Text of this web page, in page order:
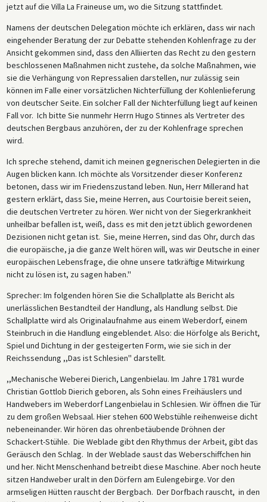
jetzt auf die Villa La Fraineuse um, wo die Sitzung stattfindet.
Namens der deutschen Delegation möchte ich erklären, dass wir nach
eingehender Beratung der zur Debatte stehenden Kohlenfrage zu der
Ansicht gekommen sind, dass den Alliierten das Recht zu den gestern
beschlossenen Maßnahmen nicht zustehe, da solche Maßnahmen, wie
sie die Verhängung von Repressalien darstellen, nur zulässig sein
können im Falle einer vorsätzlichen Nichterfüllung der Kohlenlieferung
von deutscher Seite. Ein solcher Fall der Nichterfüllung liegt auf keinen
Fall vor. Ich bitte Sie nunmehr Herrn Hugo Stinnes als Vertreter des
deutschen Bergbaus anzuhören, der zu der Kohlenfrage sprechen
wird.
Ich spreche stehend, damit ich meinen gegnerischen Delegierten in die
Augen blicken kann. Ich möchte als Vorsitzender dieser Konferenz
betonen, dass wir im Friedenszustand leben. Nun, Herr Millerand hat
gestern erklärt, dass Sie, meine Herren, aus Courtoisie bereit seien,
die deutschen Vertreter zu hören. Wer nicht von der Siegerkrankheit
unheilbar befallen ist, weiß, dass es mit den jetzt üblich gewordenen
Dezisionen nicht getan ist. Sie, meine Herren, sind das Ohr, durch das
die europäische, ja die ganze Welt hören will, was wir Deutsche in einer
europäischen Lebensfrage, die ohne unsere tatkräftige Mitwirkung
nicht zu lösen ist, zu sagen haben.''
Sprecher: Im folgenden hören Sie die Schallplatte als Bericht als
unerlässlichen Bestandteil der Handlung, als Handlung selbst. Die
Schallplatte wird als Originalaufnahme aus einem Weberdorf, einem
Steinbruch in die Handlung eingeblendet. Also: die Hörfolge als Bericht,
Spiel und Dichtung in der gesteigerten Form, wie sie sich in der
Reichssendung ,,Das ist Schlesien'' darstellt.
,,Mechanische Weberei Dierich, Langenbielau. Im Jahre 1781 wurde
Christian Gottlob Dierich geboren, als Sohn eines Freihäuslers und
Handwebers im Weberdorf Langenbielau in Schlesien. Wir öffnen die Tür
zu dem großen Websaal. Hier stehen 600 Webstühle reihenweise dicht
nebeneinander. Wir hören das ohrenbetäubende Dröhnen der
Schackert-Stühle. Die Weblade gibt den Rhythmus der Arbeit, gibt das
Geräusch den Schlag. In der Weblade saust das Weberschiffchen hin
und her. Nicht Menschenhand betreibt diese Maschine. Aber noch heute
sitzen Handweber uralt in den Dörfern am Eulengebirge. Vor den
armseligen Hütten rauscht der Bergbach. Der Dorfbach rauscht, in den